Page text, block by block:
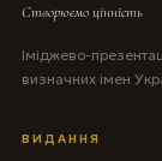
Створюємо цінність
Іміджево-
визначних імен
ВИДАННЯ